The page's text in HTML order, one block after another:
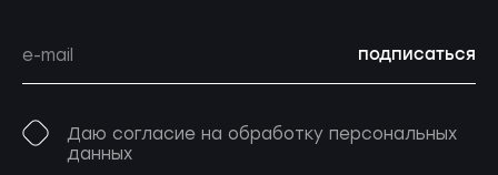
подписаться
Даю согласие на обработку персональных
данных